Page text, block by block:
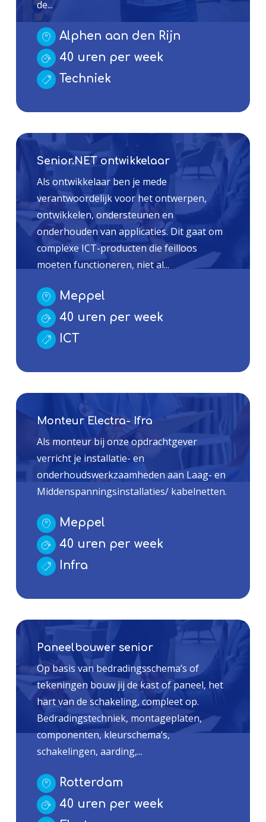
de...
Alphen aan den Rijn
40 uren per week
Techniek
Senior.NET ontwikkelaar
Als ontwikkelaar ben je mede
verantwoordelijk voor het ontwerpen,
ontwikkelen, ondersteunen en
onderhouden van applicaties. Dit gaat om
complexe ICT-producten die feilloos
moeten functioneren, niet al...
Meppel
40 uren per week
ICT
Monteur Electra- Ifra
Als monteur bij onze opdrachtgever
verricht je installatie- en
onderhoudswerkzaamheden aan Laag- en
Middenspanningsinstallaties/ kabelnetten.
Meppel
40 uren per week
Infra
Paneelbouwer senior
Op basis van bedradingsschema’s of
tekeningen bouw jij de kast of paneel, het
hart van de schakeling, compleet op.
Bedradingstechniek, montageplaten,
componenten, kleurschema’s,
schakelingen, aarding,...
Rotterdam
40 uren per week